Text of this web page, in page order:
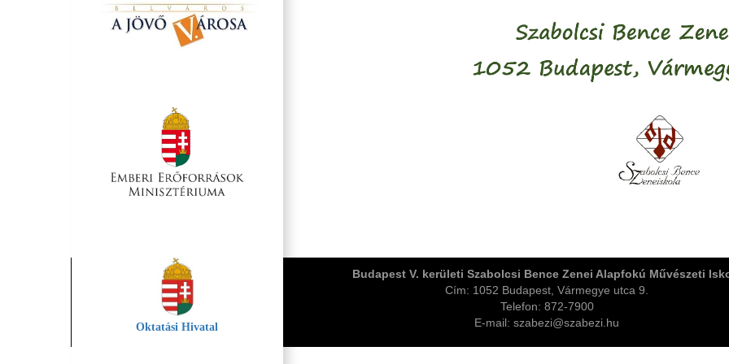
Oktatási Hivatal
Budapest V. kerületi Szabolcsi Bence Zenei Alapfokú Művészeti
Cím: 1052 Budapest, Vármegye utca 9.
Telefon: 872-7900
E-mail: szabezi@szabezi.hu